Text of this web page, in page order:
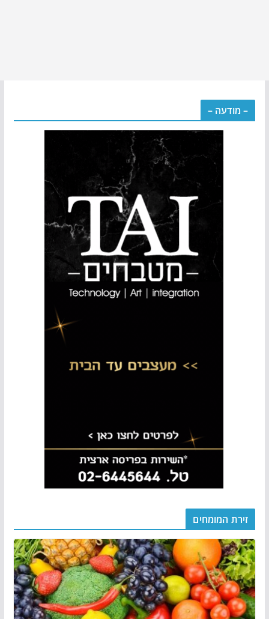
– מודעה –
זירת המומחים